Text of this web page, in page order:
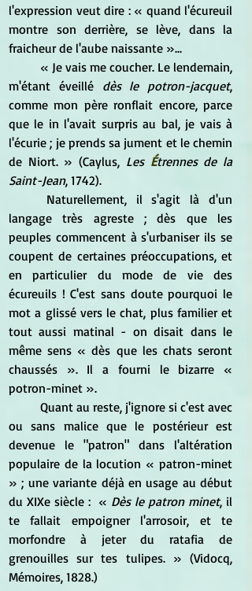
l'expression veut dire : « quand l'écureuil
montre son derrière, se lève, dans la
fraicheur de l'aube naissante »...
m'étant éveillé dès le potron-jacquet,
comme mon père ronflait encore, parce
que le in l'avait surpris au bal, je vais à
l'écurie ; je prends sa jument et le chemin
de Niort. » (Caylus, Les Étrennes de la
Saint-Jean, 1742).
langage très agreste ; dès que les
peuples commencent à s'urbaniser ils se
coupent de certaines préoccupations, et
en particulier du mode de vie des
écureuils ! C'est sans doute pourquoi le
mot a glissé vers le chat, plus familier et
tout aussi matinal - on disait dans le
même sens « dès que les chats seront
chaussés ». Il a fourni le bizarre «
potron-minet ».
ou sans malice que le postérieur est
devenue le "patron" dans l'altération
populaire de la locution « patron-minet
» ; une variante déjà en usage au début
du XIXe siècle :  « Dès le patron minet, il
te fallait empoigner l'arrosoir, et te
morfondre à jeter du ratafia de
grenouilles sur tes tulipes. » (Vidocq,
Mémoires, 1828.)